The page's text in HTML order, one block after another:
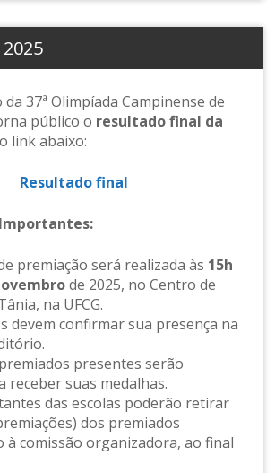
37ª Olimpíada Campinense de
público o resultado final da
link abaixo:
Resultado final
premiação será realizada às 15h
de 2025, no Centro de
na UFCG.
devem confirmar sua presença na
presentes serão
receber suas medalhas.
das escolas poderão retirar
dos premiados
à comissão organizadora, ao final